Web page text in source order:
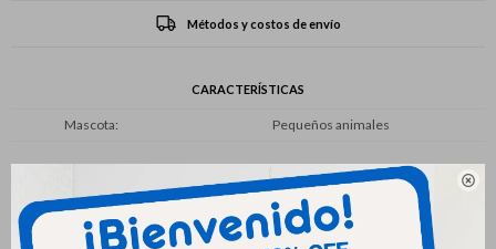

Métodos y costos de envío
CARACTERÍSTICAS
Mascota Pequeños animales
Productos que te pueden interesar